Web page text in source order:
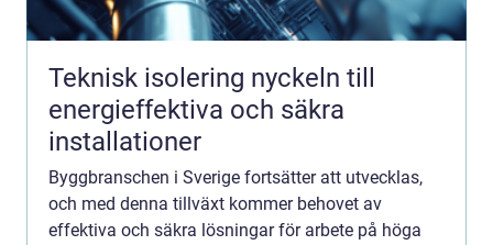
Teknisk isolering nyckeln till
energieffektiva och säkra
installationer
Byggbranschen i Sverige fortsätter att utvecklas,
och med denna tillväxt kommer behovet av
effektiva och säkra lösningar för arbete på höga